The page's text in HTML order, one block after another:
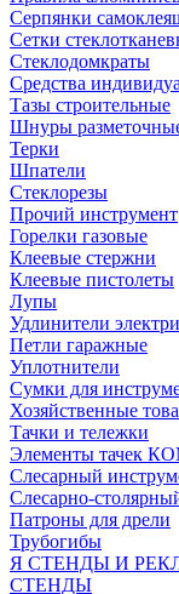
Серпянки
Сетки
Стеклодомкраты
Средства
Тазы строительные
Шнуры
Терки
Шпатели
Стеклорезы
Прочий инструмент
Горелки газовые
Клеевые стержни
Клеевые пистолеты
Лупы
Удлинители
Петли гаражные
Уплотнители
Сумки для
Хозяйственные
Тачки и тележки
Элементы тачек
Слесарный
Слесарно-
Патроны для дрели
Трубогибы
Я СТЕНДЫ И
СТЕНДЫ